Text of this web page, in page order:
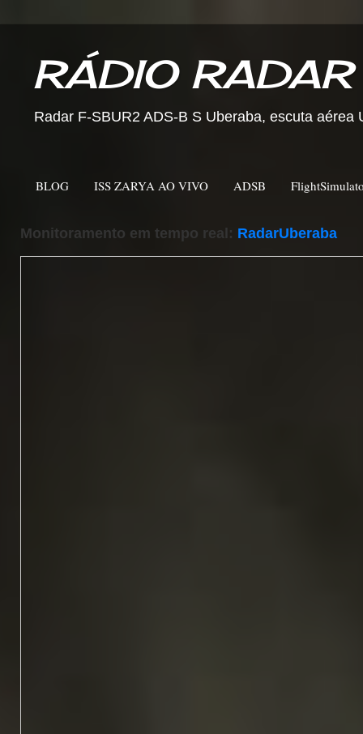
RÁDIO
Radar F-SBUR2 ADS-B S Uberaba, escuta
BLOG ISS ZARYA AO VIVO ADSB
Monitoramento em tempo real: RadarUberaba